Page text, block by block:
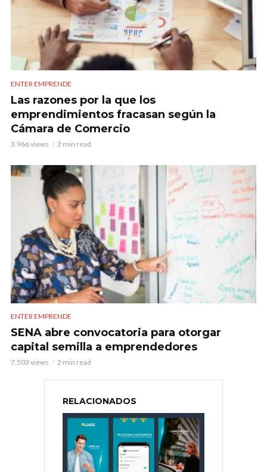
ENTER EMPRENDE
Las razones por la que los
emprendimientos fracasan según la
Cámara de Comercio
3.966 views 2 min read
ENTER EMPRENDE
SENA abre convocatoria para otorgar
capital semilla a emprendedores
7.503 views 2 min read
RELACIONADOS